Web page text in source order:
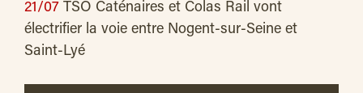
21/07 TSO Caténaires et Colas Rail vont
électrifier la voie entre Nogent-sur-Seine et
Saint-Lyé